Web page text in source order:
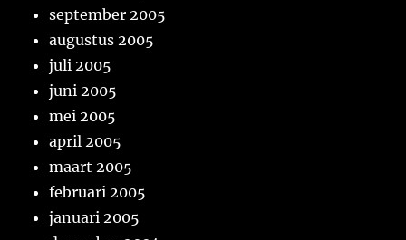
september 2005
augustus 2005
juli 2005
juni 2005
mei 2005
april 2005
maart 2005
februari 2005
januari 2005